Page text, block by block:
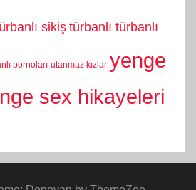
sikiş türbanlı türbanlı
pornoları utanmaz kızlar yenge
sex hikayeleri